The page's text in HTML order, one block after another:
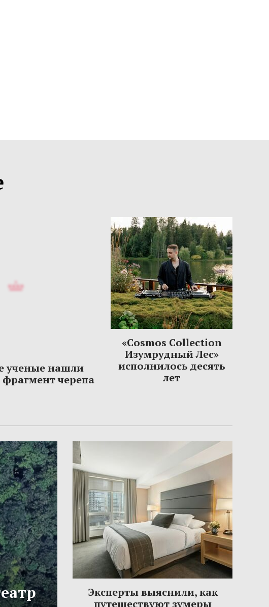
ученые нашли
черепа
«Cosmos Collection
Изумрудный Лес»
исполнилось десять
лет
Эксперты выяснили, как
путешествуют зумеры